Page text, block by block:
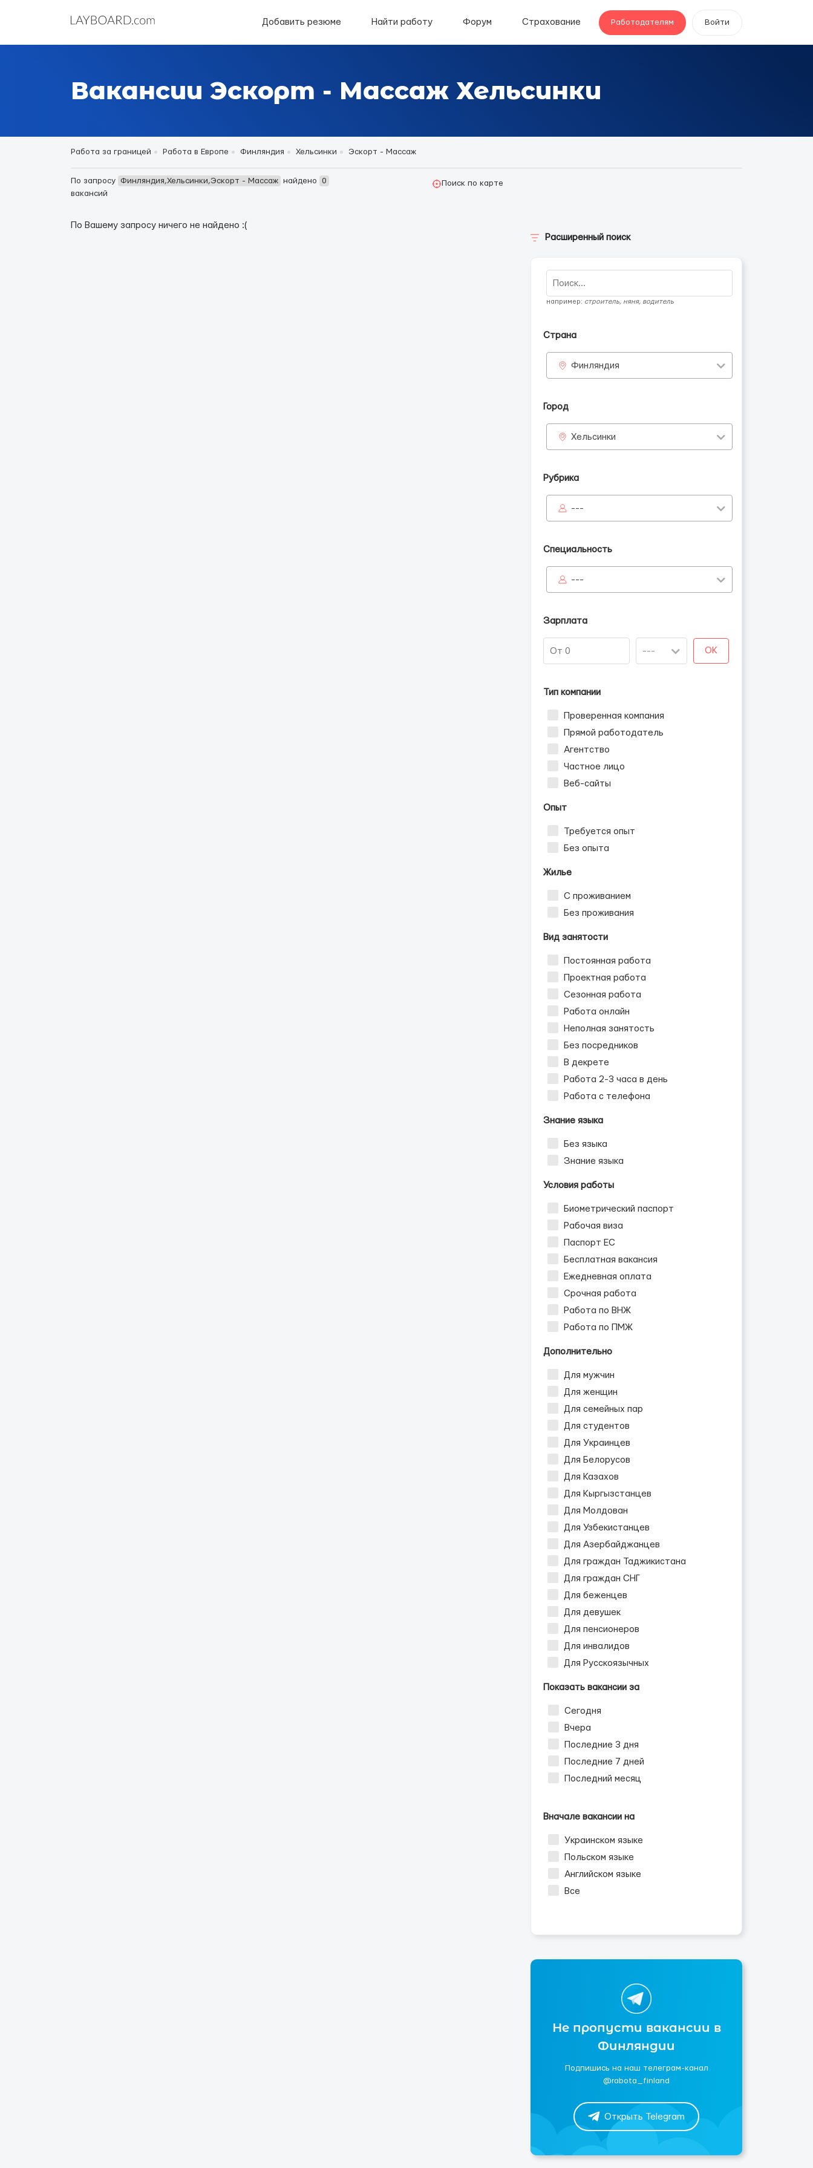
Добавить резюме Найти работу Форум Страхование Работодателям Войти
Вакансии Эскорт - Массаж Хельсинки
Работа за границей Работа в Европе Финляндия Хельсинки Эскорт - Массаж
По запросу Финляндия,Хельсинки,Эскорт - Массаж найдено
0
вакансий
Поиск по карте
По Вашему запросу ничего не найдено :(
Расширенный поиск
например: строитель, няня, водитель
Страна
Финляндия
Город
Хельсинки
Рубрика
---
Специальность
---
Зарплата
OK
Тип компании
Проверенная компания
Прямой работодатель
Агентство
Частное лицо
Веб-сайты
Опыт
Требуется опыт
Без опыта
Жилье
С проживанием
Без проживания
Вид занятости
Постоянная работа
Проектная работа
Сезонная работа
Работа онлайн
Неполная занятость
Без посредников
В декрете
Работа 2-3 часа в день
Работа с телефона
Знание языка
Без языка
Знание языка
Условия работы
Биометрический паспорт
Рабочая виза
Паспорт ЕС
Бесплатная вакансия
Ежедневная оплата
Срочная работа
Работа по ВНЖ
Работа по ПМЖ
Дополнительно
Для мужчин
Для женщин
Для семейных пар
Для студентов
Для Украинцев
Для Белорусов
Для Казахов
Для Кыргызстанцев
Для Молдован
Для Узбекистанцев
Для Азербайджанцев
Для граждан Таджикистана
Для граждан СНГ
Для беженцев
Для девушек
Для пенсионеров
Для инвалидов
Для Русскоязычных
Показать вакансии за
Сегодня
Вчера
Последние 3 дня
Последние 7 дней
Последний месяц
Вначале вакансии на
Украинском языке
Польском языке
Английском языке
Все
Не пропусти вакансии в
Финляндии
Подпишись на наш телеграм-канал
@rabota_finland
Открыть Telegram